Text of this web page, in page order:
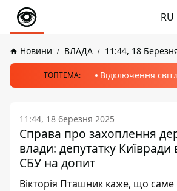
RU
Новини ВЛАДА 11:44, 18
ТОПТЕМА: Відключення
11:44, 18 березня 2025
Справа про захоплення
влади: депутатку
СБУ на допит
Вікторія Пташник каже, що